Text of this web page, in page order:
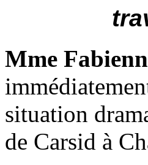
Mme
situation
de Carsid à